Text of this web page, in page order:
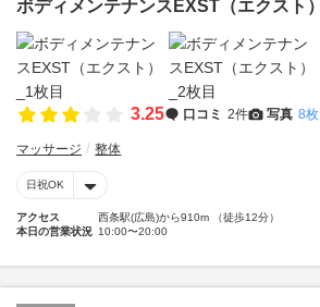
ボディメンテナンスEXST（エクスト）
3.25 口コミ 2件 写真 8枚
マッサージ 整体
日祝OK
アクセス
西条駅(広島)から910m （徒歩12分）
本日の営業状況 10:00〜20:00